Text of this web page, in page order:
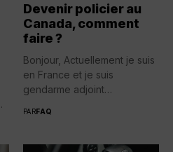
Devenir policier au
Canada, comment
faire ?
Bonjour, Actuellement je suis
en France et je suis
gendarme adjoint
PARFAQ